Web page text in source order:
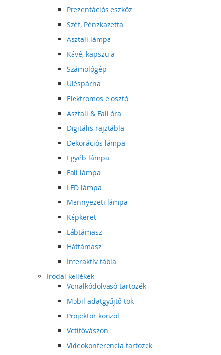
Prezentációs eszköz
Széf, Pénzkazetta
Asztali lámpa
Kávé, kapszula
Számológép
Üléspárna
Elektromos elosztó
Asztali & Fali óra
Digitális rajztábla
Dekorációs lámpa
Egyéb lámpa
Fali lámpa
LED lámpa
Mennyezeti lámpa
Képkeret
Lábtámasz
Háttámasz
Interaktív tábla
Irodai kellékek
Vonalkódolvasó tartozék
Mobil adatgyűjtő tok
Projektor konzol
Vetítővászon
Videokonferencia tartozék